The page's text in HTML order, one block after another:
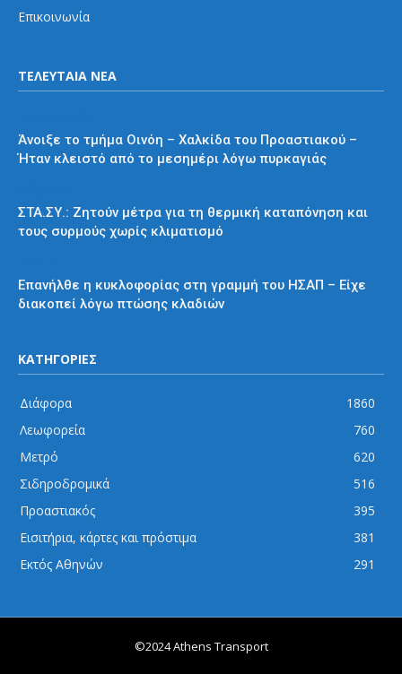
Επικοινωνία
ΤΕΛΕΥΤΑΙΑ ΝΕΑ
Άνοιξε το τμήμα Οινόη – Χαλκίδα του Προαστιακού –
Ήταν κλειστό από το μεσημέρι λόγω πυρκαγιάς
ΣΤΑ.ΣΥ.: Ζητούν μέτρα για τη θερμική καταπόνηση και
τους συρμούς χωρίς κλιματισμό
Επανήλθε η κυκλοφορίας στη γραμμή του ΗΣΑΠ – Είχε
διακοπεί λόγω πτώσης κλαδιών
ΚΑΤΗΓΟΡΙΕΣ
Διάφορα
1860
Λεωφορεία
760
Μετρό
620
Σιδηροδρομικά
516
Προαστιακός
395
Εισιτήρια, κάρτες και πρόστιμα
381
Εκτός Αθηνών
291
©2024 Athens Transport